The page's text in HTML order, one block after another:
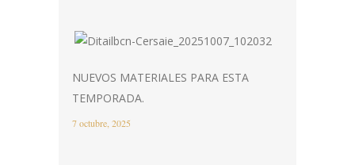
NUEVOS MATERIALES PARA ESTA
TEMPORADA.
7 octubre, 2025